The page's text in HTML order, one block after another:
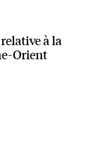
à la
Orient